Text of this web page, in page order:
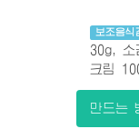
보조음식
30g, 소
크림
만드는